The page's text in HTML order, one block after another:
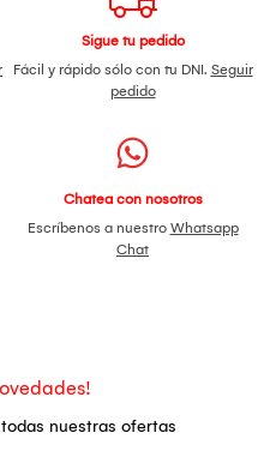
Sigue tu pedido
Fácil y rápido sólo con tu DNI. Seguir
pedido
Chatea con nosotros
Escríbenos a nuestro Whatsapp
Chat
nuestras ofertas